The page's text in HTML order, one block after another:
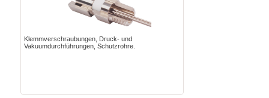
Klemmverschraubungen, Druck- und
Vakuumdurchführungen, Schutzrohre.